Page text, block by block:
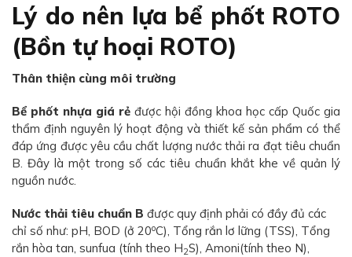
Lý do nên lựa bể phốt ROTO
(Bồn tự hoại ROTO)
Thân thiện cùng môi trường
Bể phốt nhựa giá rẻ được hội đồng khoa học cấp Quốc gia
thẩm định nguyên lý hoạt động và thiết kế sản phẩm có thể
đáp ứng được yêu cầu chất lượng nước thải ra đạt tiêu chuẩn
B. Đây là một trong số các tiêu chuẩn khắt khe về quản lý
nguồn nước.
Nước thải tiêu chuẩn B được quy định phải có đầy đủ các
chỉ số như: pH, BOD (ở 20oC), Tổng rắn lơ lững (TSS), Tổng
rắn hòa tan, sunfua (tính theo H2S), Amoni(tính theo N),